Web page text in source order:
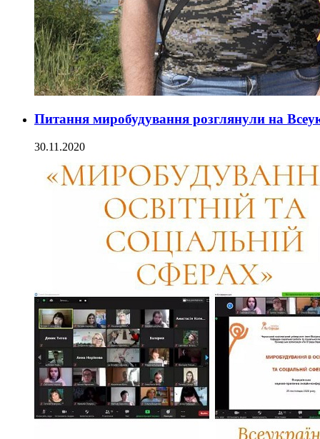
Питання миробудування розглянули на
30.11.2020